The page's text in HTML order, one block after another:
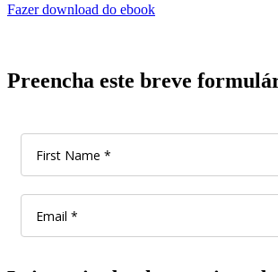
Fazer download do ebook
Preencha este breve